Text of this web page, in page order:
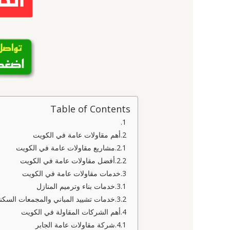
Table of Contents
أهم مقاولات عامة في الكويت
مشاريع مقاولات عامة في الكويت
أفضل مقاولات عامة في الكويت
خدمات مقاولات عامة في الكويت
خدمات بناء وترميم المنازل
خدمات تشييد المباني والمجمعات
أهم الشركات المقاولة في الكويت
شركة مقاولات عامة الجابر